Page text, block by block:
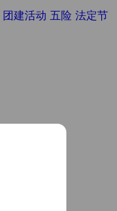
团建活动 五险 法定节